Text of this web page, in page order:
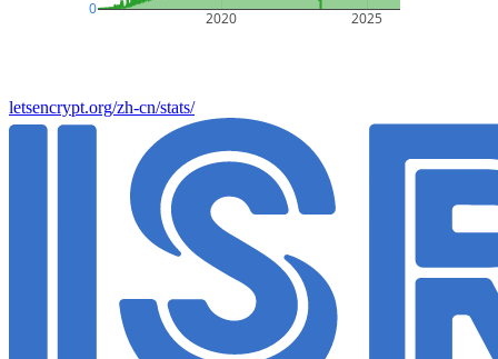
2020 2025
0
letsencrypt.org/zh-cn/stats/